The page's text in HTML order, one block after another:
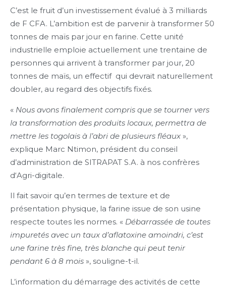
C’est le fruit d’un investissement évalué à 3 milliards
de F CFA. L’ambition est de parvenir à transformer 50
tonnes de maïs par jour en farine. Cette unité
industrielle emploie actuellement une trentaine de
personnes qui arrivent à transformer par jour, 20
tonnes de maïs, un effectif qui devrait naturellement
doubler, au regard des objectifs fixés.
« Nous avons finalement compris que se tourner vers
la transformation des produits locaux, permettra de
mettre les togolais à l’abri de plusieurs fléaux »,
explique Marc Ntimon, président du conseil
d’administration de SITRAPAT S.A. à nos confrères
d‘Agri-digitale.
Il fait savoir qu’en termes de texture et de
présentation physique, la farine issue de son usine
respecte toutes les normes. « Débarrassée de toutes
impuretés avec un taux d’aflatoxine amoindri, c’est
une farine très fine, très blanche qui peut tenir
pendant 6 à 8 mois », souligne-t-il.
L’information du démarrage des activités de cette